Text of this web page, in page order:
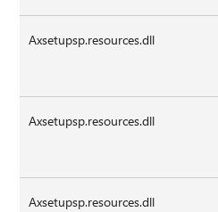
Axsetupsp.resources.dll
Axsetupsp.resources.dll
Axsetupsp.resources.dll